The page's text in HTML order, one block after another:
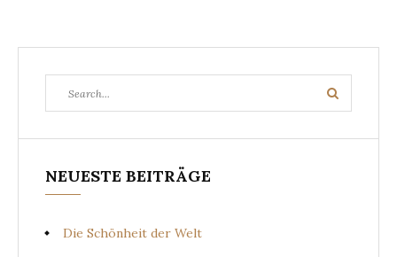
for:
Search
NEUESTE BEITRÄGE
Die Schönheit der Welt